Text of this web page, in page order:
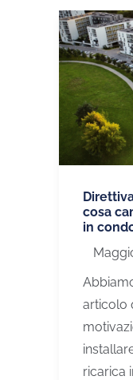
cosa
in
articolo
ricarica